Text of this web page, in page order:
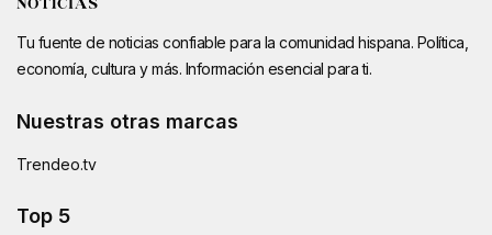
Tu fuente de noticias confiable para la comunidad hispana. Política,
economía, cultura y más. Información esencial para ti.
Nuestras otras marcas
Trendeo.tv
Top 5